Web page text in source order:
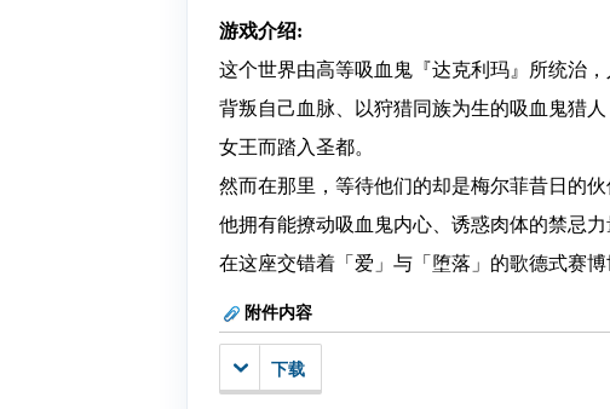
游戏介绍:
这个世界由高等吸血鬼『达克利玛』所统治
背叛自己血脉、以狩猎同族为生的吸血鬼猎
女王而踏入圣都。
然而在那里，等待他们的却是梅尔菲昔日的
他拥有能撩动吸血鬼内心、诱惑肉体的禁忌
在这座交错着「爱」与「堕落」的歌德式赛
附件内容
下载